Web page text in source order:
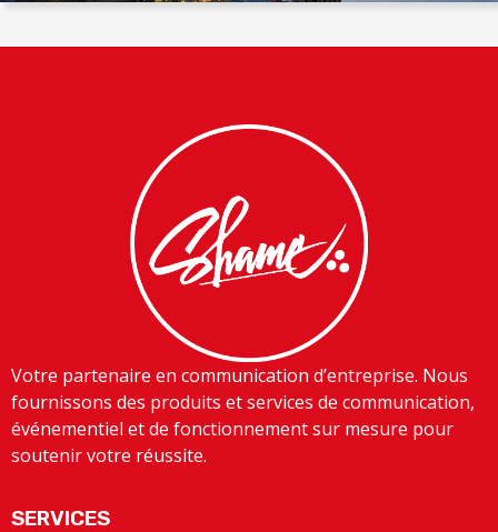
Votre partenaire en communication d’entreprise. Nous
fournissons des produits et services de communication,
événementiel et de fonctionnement sur mesure pour
soutenir votre réussite.
SERVICES